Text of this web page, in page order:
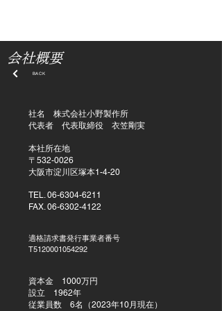
会社概要
BACK
社名 株式会社小野製作所
代表者 代表取締役 衣笠剛実
本社所在地
〒532-0026
大阪市淀川区塚本1-4-20
TEL.06-6304-6211
FAX.06-6302-41 22
適格請求書発行事業者番号
T5120001054292
資本金 1000万円
設立 1962年
従業員数 6名（2023年10月現在）